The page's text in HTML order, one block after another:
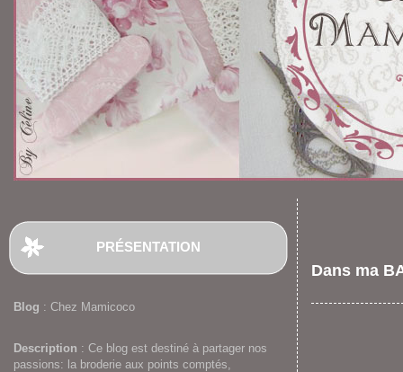
PRÉSENTATION
Blog : Chez Mamicoco
Description : Ce blog est destiné à partager nos
passions: la broderie aux points comptés,
Dans ma